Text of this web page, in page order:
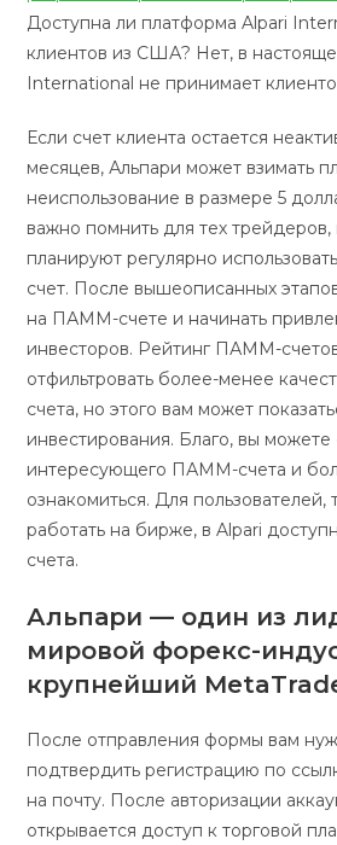
Доступна ли платформа Alpari
клиентов из США? Нет, в
International не принимает
Если счет клиента остается
месяцев, Альпари может взимать
неиспользование в размере 5
важно помнить для тех
планируют регулярно
счет. После вышеописанных
на ПАММ-счете и начинать
инвесторов. Рейтинг ПАММ-
отфильтровать более-менее
счета, но этого вам может
инвестирования. Благо, вы можете
интересующего ПАММ-счета и
ознакомиться. Для
работать на бирже, в Alpari
счета.
Альпари — один из
мировой форекс-
крупнейший
После отправления формы вам
подтвердить регистрацию по
на почту. После авторизации
открывается доступ к торговой